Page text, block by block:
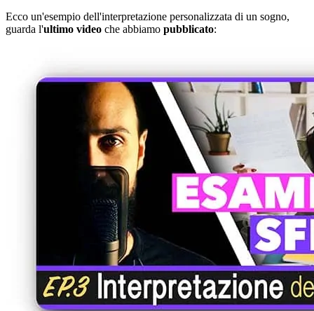
Ecco un'esempio dell'interpretazione personalizzata di un sogno,
guarda l'ultimo video che abbiamo pubblicato: